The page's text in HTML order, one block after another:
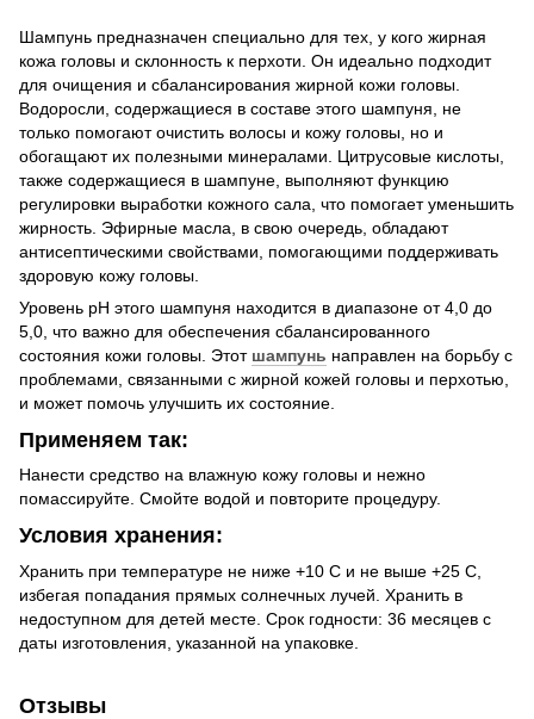
Шампунь предназначен специально для тех, у кого жирная
кожа головы и склонность к перхоти. Он идеально подходит
для очищения и сбалансирования жирной кожи головы.
Водоросли, содержащиеся в составе этого шампуня, не
только помогают очистить волосы и кожу головы, но и
обогащают их полезными минералами. Цитрусовые кислоты,
также содержащиеся в шампуне, выполняют функцию
регулировки выработки кожного сала, что помогает уменьшить
жирность. Эфирные масла, в свою очередь, обладают
антисептическими свойствами, помогающими поддерживать
здоровую кожу головы.
Уровень pH этого шампуня находится в диапазоне от 4,0 до
5,0, что важно для обеспечения сбалансированного
состояния кожи головы. Этот шампунь направлен на борьбу с
проблемами, связанными с жирной кожей головы и перхотью,
и может помочь улучшить их состояние.
Применяем так:
Нанести средство на влажную кожу головы и нежно
помассируйте. Смойте водой и повторите процедуру.
Условия хранения:
Хранить при температуре не ниже +10 С и не выше +25 С,
избегая попадания прямых солнечных лучей. Хранить в
недоступном для детей месте. Срок годности: 36 месяцев с
даты изготовления, указанной на упаковке.
Отзывы